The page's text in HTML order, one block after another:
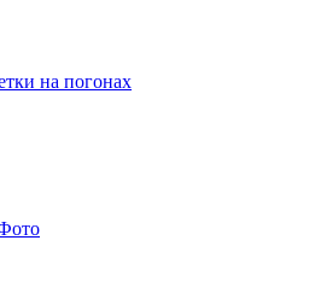
на погонах